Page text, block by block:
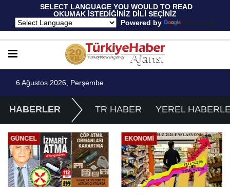
SELECT LANGUAGE YOU WOULD TO READ
OKUMAK İSTEDİĞİNİZ DİLİ SEÇİNİZ
Powered by
Translate
6 Ağustos 2026, Perşembe
HABERLER TR HABER YEREL
GÜNCEL EKONOMI